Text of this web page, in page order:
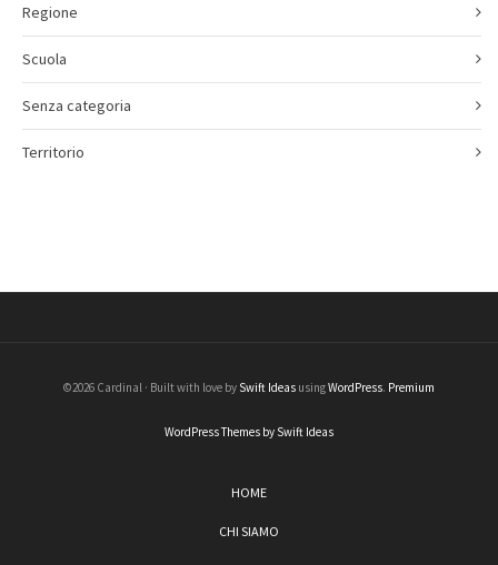
Regione
Scuola
Senza categoria
Territorio
©2026 Cardinal · Built with love by Swift Ideas usingWordPress. Premium
WordPress Themes by Swift Ideas
HOME
CHI SIAMO